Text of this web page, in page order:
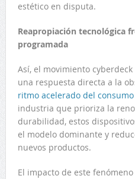
estético en disputa.
Reapropiación tecnológica
programada
Así, el movimiento
una respuesta directa a la
ritmo acelerado del
industria que prioriza la
durabilidad, estos
el modelo dominante y
nuevos productos.
El impacto de este